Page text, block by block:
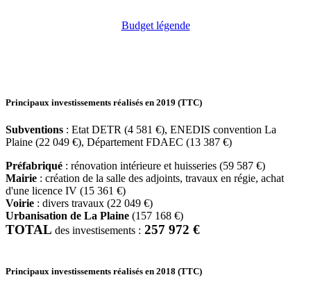
Budget légende
Principaux investissements réalisés en 2019 (TTC)
Subventions : Etat DETR (4 581 €), ENEDIS convention La
Plaine (22 049 €), Département FDAEC (13 387 €)
Préfabriqué : rénovation intérieure et huisseries (59 587 €)
Mairie : création de la salle des adjoints, travaux en régie, achat
d'une licence IV (15 361 €)
Voirie : divers travaux (22 049 €)
Urbanisation de La Plaine (157 168 €)
TOTAL des investisements : 257 972 €
Principaux investissements réalisés en 2018 (TTC)